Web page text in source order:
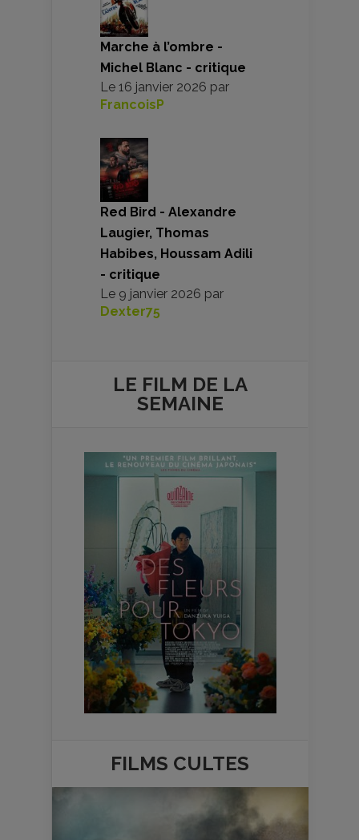
Marche à l’ombre -
Michel Blanc - critique
Le 16 janvier 2026 par
FrancoisP
Red Bird - Alexandre
Laugier, Thomas
Habibes, Houssam Adili
- critique
Le 9 janvier 2026 par
Dexter75
LE FILM DE LA
SEMAINE
FILMS CULTES